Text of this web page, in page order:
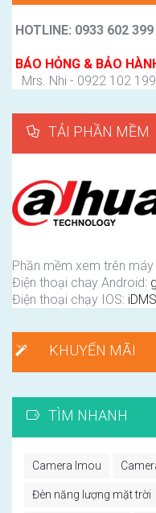
HOTLINE: 0933 602 399
BÁO HỎNG & BẢO
Mrs. Nhi - 0922 102 199
TẢI PHẦN MỀM
Phần mềm xem trên máy
Điện thoại chay Android:
Điện thoại chạy IOS:
KHUYẾN MÃI
TÌM NHANH
Camera Imou
Đèn năng lượng mặt trời